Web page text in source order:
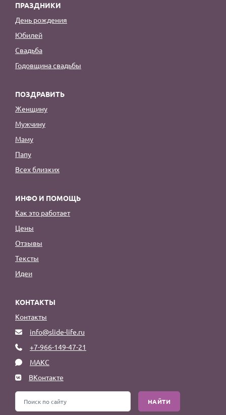
ПРАЗДНИКИ
День рождения
Юбилей
Свадьба
Годовщина свадьбы
ПОЗДРАВИТЬ
Женщину
Мужчину
Маму
Папу
Всех близких
ИНФО И ПОМОЩЬ
Как это работает
Цены
Отзывы
Тексты
Идеи
КОНТАКТЫ
Контакты
info@slide-life.ru
+7-966-149-47-21
МАКС
ВКонтакте
НАЙТИ